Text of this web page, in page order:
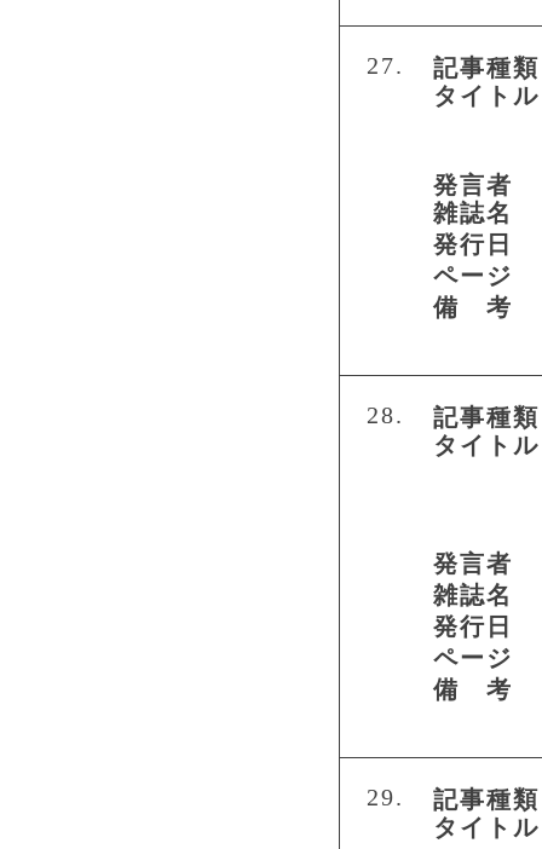
27.
記事種類
タイトル
発言者
雑誌名
発行日
ページ
備 考
28.
記事種類
タイトル
発言者
雑誌名
発行日
ページ
備 考
29.
記事種類
タイトル